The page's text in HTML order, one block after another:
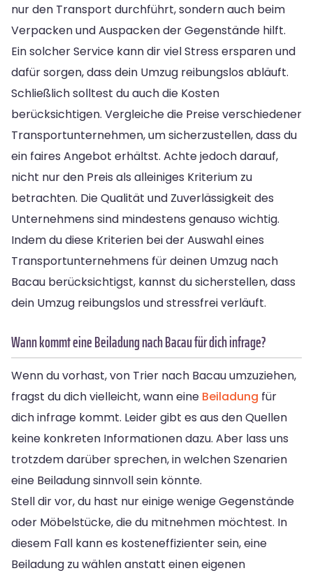
nur den Transport durchführt, sondern auch beim
Verpacken und Auspacken der Gegenstände hilft.
Ein solcher Service kann dir viel Stress ersparen und
dafür sorgen, dass dein Umzug reibungslos abläuft.
Schließlich solltest du auch die Kosten
berücksichtigen. Vergleiche die Preise verschiedener
Transportunternehmen, um sicherzustellen, dass du
ein faires Angebot erhältst. Achte jedoch darauf,
nicht nur den Preis als alleiniges Kriterium zu
betrachten. Die Qualität und Zuverlässigkeit des
Unternehmens sind mindestens genauso wichtig.
Indem du diese Kriterien bei der Auswahl eines
Transportunternehmens für deinen Umzug nach
Bacau berücksichtigst, kannst du sicherstellen, dass
dein Umzug reibungslos und stressfrei verläuft.
Wann kommt eine Beiladung nach Bacau für dich infrage?
Wenn du vorhast, von Trier nach Bacau umzuziehen,
fragst du dich vielleicht, wann eine Beiladung für
dich infrage kommt. Leider gibt es aus den Quellen
keine konkreten Informationen dazu. Aber lass uns
trotzdem darüber sprechen, in welchen Szenarien
eine Beiladung sinnvoll sein könnte.
Stell dir vor, du hast nur einige wenige Gegenstände
oder Möbelstücke, die du mitnehmen möchtest. In
diesem Fall kann es kosteneffizienter sein, eine
Beiladung zu wählen anstatt einen eigenen